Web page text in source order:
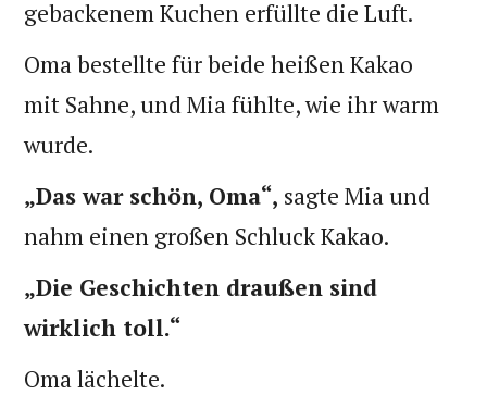
gebackenem Kuchen erfüllte die Luft.
Oma bestellte für beide heißen Kakao
mit Sahne, und Mia fühlte, wie ihr warm
wurde.
„Das war schön, Oma“, sagte Mia und
nahm einen großen Schluck Kakao.
„Die Geschichten draußen sind
wirklich toll.“
Oma lächelte.